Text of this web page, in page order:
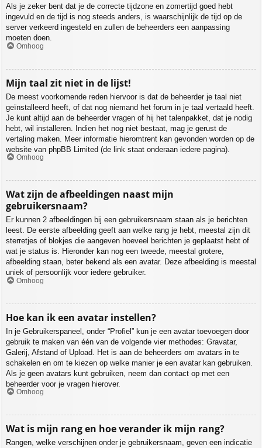
Als je zeker bent dat je de correcte tijdzone en zomertijd goed hebt
ingevuld en de tijd is nog steeds anders, is waarschijnlijk de tijd op de
server verkeerd ingesteld en zullen de beheerders een aanpassing
moeten doen.
Omhoog
Mijn taal zit niet in de lijst!
De meest voorkomende reden hiervoor is dat de beheerder je taal niet
geïnstalleerd heeft, of dat nog niemand het forum in je taal vertaald heeft.
Je kunt altijd aan de beheerder vragen of hij het talenpakket, dat je nodig
hebt, wil installeren. Indien het nog niet bestaat, mag je gerust de
vertaling maken. Meer informatie hieromtrent kan gevonden worden op de
website van phpBB Limited (de link staat onderaan iedere pagina).
Omhoog
Wat zijn de afbeeldingen naast mijn
gebruikersnaam?
Er kunnen 2 afbeeldingen bij een gebruikersnaam staan als je berichten
leest. De eerste afbeelding geeft aan welke rang je hebt, meestal zijn dit
sterretjes of blokjes die aangeven hoeveel berichten je geplaatst hebt of
wat je status is. Hieronder kan nog een tweede, meestal grotere,
afbeelding staan, beter bekend als een avatar. Deze afbeelding is meestal
uniek of persoonlijk voor iedere gebruiker.
Omhoog
Hoe kan ik een avatar instellen?
In je Gebruikerspaneel, onder “Profiel” kun je een avatar toevoegen door
gebruik te maken van één van de volgende vier methodes: Gravatar,
Galerij, Afstand of Upload. Het is aan de beheerders om avatars in te
schakelen en om te kiezen op welke manier je een avatar kan gebruiken.
Als je geen avatars kunt gebruiken, neem dan contact op met een
beheerder voor je vragen hierover.
Omhoog
Wat is mijn rang en hoe verander ik mijn rang?
Rangen, welke verschijnen onder je gebruikersnaam, geven een indicatie